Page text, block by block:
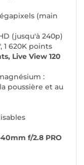
(main
(jusqu'à 240p)
1 620K points
Live View 120
:
poussière et au
f/2.8 PRO